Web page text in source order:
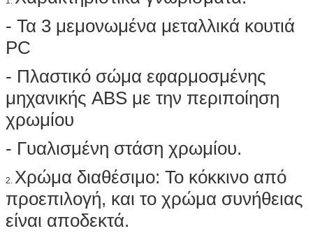
- Τα 3 μεμονωμένα μεταλλικά κουτιά
PC
- Πλαστικό σώμα εφαρμοσμένης
μηχανικής ABS με την περιποίηση
χρωμίου
- Γυαλισμένη στάση χρωμίου.
2. Χρώμα διαθέσιμο: Το κόκκινο από
προεπιλογή, και το χρώμα συνήθειας
είναι αποδεκτά.